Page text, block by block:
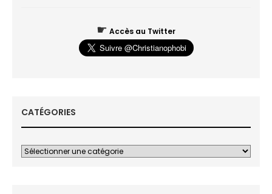
☛ Accès au Twitter
CATÉGORIES